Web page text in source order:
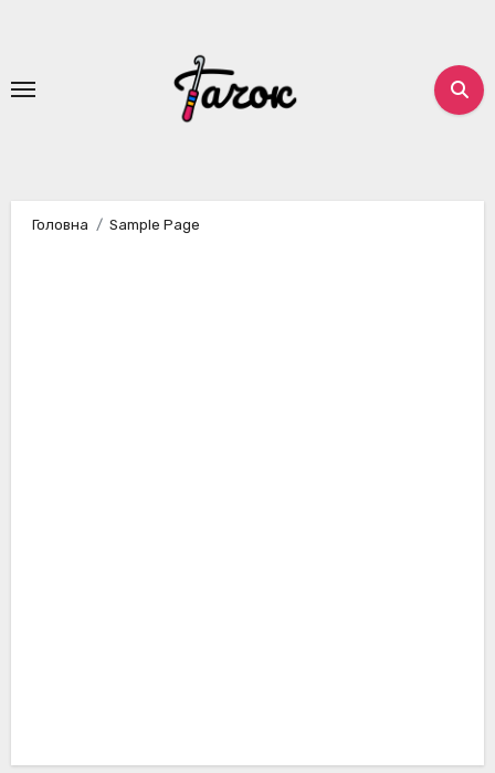
Головна Sample Page